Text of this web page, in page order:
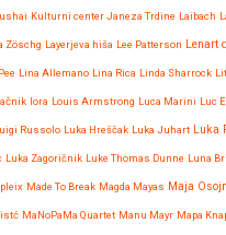
Kulturni center Janeza Trdine Laibach
Zöschg Layerjeva hiša Lee Patterson Lenart
Lina Allemano Lina Rica Linda Sharrock
lora Louis Armstrong Luca Marini Luc
Russolo Luka Hreščak Luka Juhart Luka
Luka Zagoričnik Luke Thomas Dunne Luna
Made To Break Magda Mayas Maja
MaNoPaMa Quartet Manu Mayr Mapa